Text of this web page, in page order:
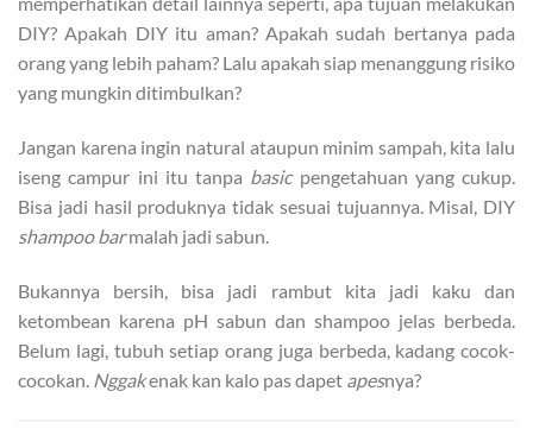
DIY? Apakah DIY itu aman? Apakah sudah bertanya pada
orang yang lebih paham? Lalu apakah siap menanggung risiko
yang mungkin ditimbulkan?
Jangan karena ingin natural ataupun minim sampah, kita lalu
iseng campur ini itu tanpa basicpengetahuan yang cukup.
Bisa jadi hasil produknya tidak sesuai tujuannya. Misal, DIY
shampoo barmalah jadi sabun.
Bukannya bersih, bisa jadi rambut kita jadi kaku dan
ketombean karena pH sabun dan shampoo jelas berbeda.
Belum lagi, tubuh setiap orang juga berbeda, kadang cocok-
cocokan. Nggakenak kan kalo pas dapet apesnya?